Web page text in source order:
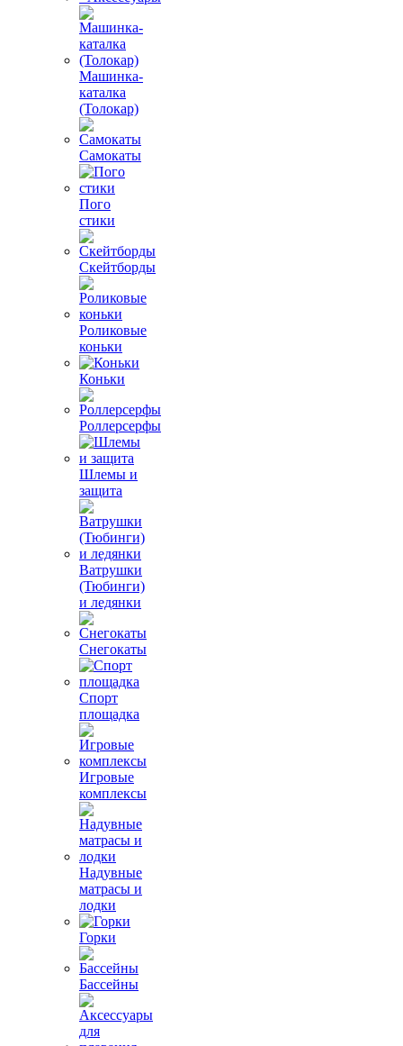
Машинка-
каталка
(Толокар)
Самокаты
Пого
стики
Скейтборды
Роликовые
коньки
Коньки
Роллерсерфы
Шлемы и
защита
Ватрушки
(Тюбинги)
и ледянки
Снегокаты
Спорт
площадка
Игровые
комплексы
Надувные
матрасы и
лодки
Горки
Бассейны